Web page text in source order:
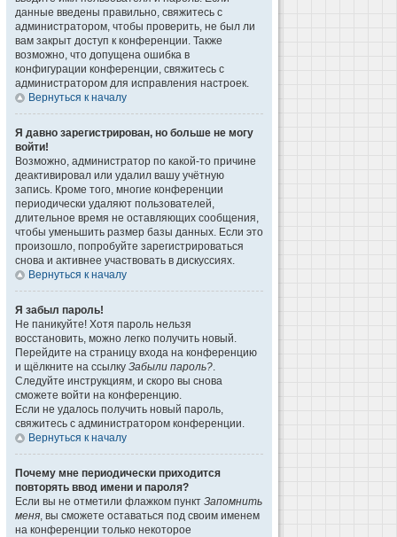
данные введены правильно, свяжитесь с
администратором, чтобы проверить, не был ли
вам закрыт доступ к конференции. Также
возможно, что допущена ошибка в
конфигурации конференции, свяжитесь с
администратором для исправления настроек.
Вернуться к началу
Я давно зарегистрирован, но больше не могу
войти!
Возможно, администратор по какой-то причине
деактивировал или удалил вашу учётную
запись. Кроме того, многие конференции
периодически удаляют пользователей,
длительное время не оставляющих сообщения,
чтобы уменьшить размер базы данных. Если это
произошло, попробуйте зарегистрироваться
снова и активнее участвовать в дискуссиях.
Вернуться к началу
Я забыл пароль!
Не паникуйте! Хотя пароль нельзя
восстановить, можно легко получить новый.
Перейдите на страницу входа на конференцию
и щёлкните на ссылку Забыли пароль?.
Следуйте инструкциям, и скоро вы снова
сможете войти на конференцию.
Если не удалось получить новый пароль,
свяжитесь с администратором конференции.
Вернуться к началу
Почему мне периодически приходится
повторять ввод имени и пароля?
Если вы не отметили флажком пункт Запомнить
меня, вы сможете оставаться под своим именем
на конференции только некоторое